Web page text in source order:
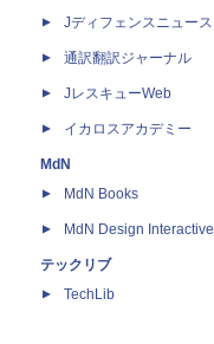
Jディフェンスニュース
通訳翻訳ジャーナル
JレスキューWeb
イカロスアカデミー
MdN
MdN Books
MdN Design Interactive
テックリブ
TechLib